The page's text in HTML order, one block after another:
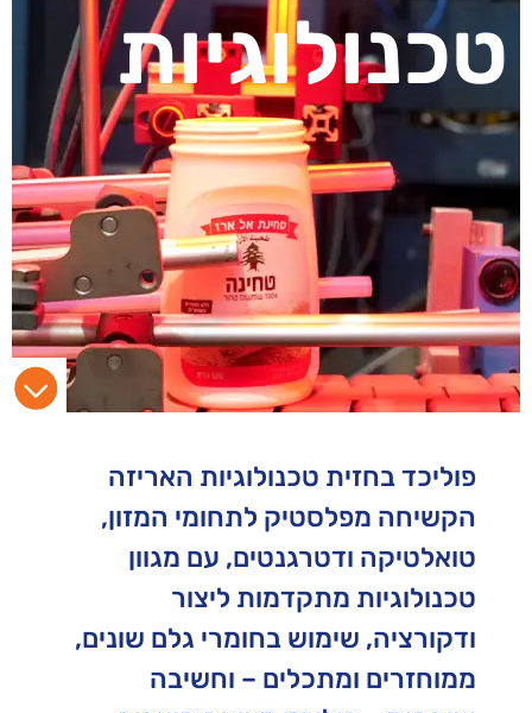
טכנולוגיות
פוליכד בחזית טכנולוגיות האריזה
הקשיחה מפלסטיק לתחומי המזון,
טואלטיקה ודטרגנטים, עם מגוון
טכנולוגיות מתקדמות ליצור
ודקורציה, שימוש בחומרי גלם שונים,
ממוחזרים ומתכלים – וחשיבה